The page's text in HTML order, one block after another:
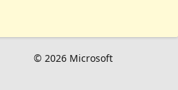
© 2026 Microsoft